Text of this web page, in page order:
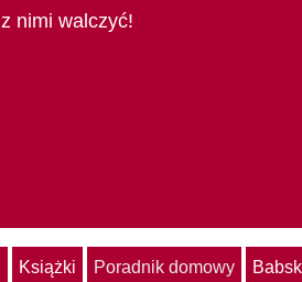
z nimi walczyć!
Książki Poradnik domowy